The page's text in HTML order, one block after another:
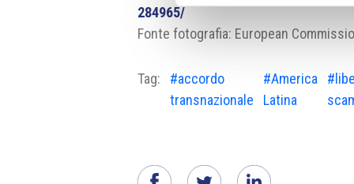
284965/
Fonte fotografia: European
Tag:
#accordo
transnazionale
#America
Latina